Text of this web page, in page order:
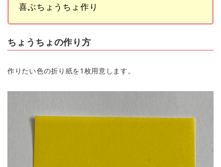
喜ぶちょうちょ作り
ちょうちょの作り方
作りたい色の折り紙を1枚用意します。